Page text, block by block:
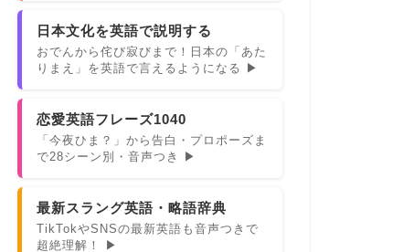
日本文化を英語で説明する
おでんから侘び寂びまで！日本の「あた
りまえ」を英語で言えるようになる ▶
恋愛英語フレーズ1040
「今夜ひま？」から告白・プロポーズま
で28シーン別・音声つき ▶
最新スラング英語・略語辞典
TikTokやSNSの最新英語も音声つきで
超絶理解！ ▶